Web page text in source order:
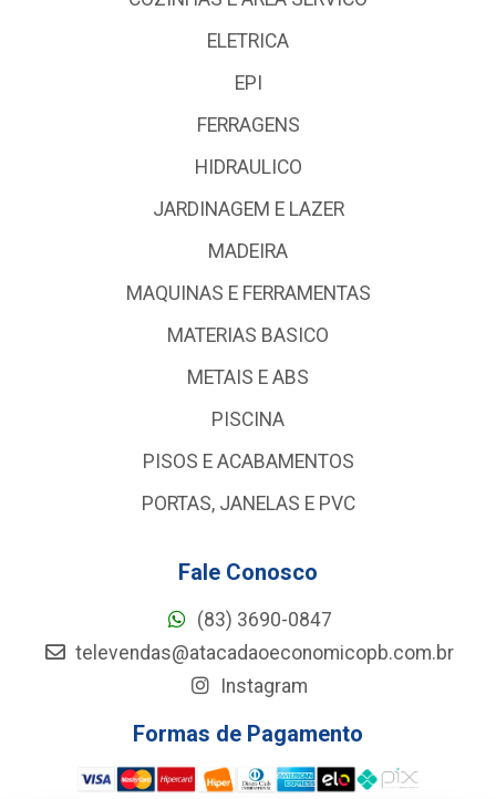
ELETRICA
EPI
FERRAGENS
HIDRAULICO
JARDINAGEM E LAZER
MADEIRA
MAQUINAS E FERRAMENTAS
MATERIAS BASICO
METAIS E ABS
PISCINA
PISOS E ACABAMENTOS
PORTAS, JANELAS E PVC
Fale Conosco
(83) 3690-0847
televendas@atacadaoeconomicopb.com.br
Instagram
Formas de Pagamento